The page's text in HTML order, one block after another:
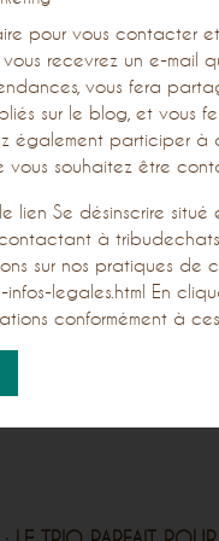
pour vous contacter
recevrez un e-mail
vous fera
sur le blog, et vous
également participer à
vous souhaitez être
lien Se désinscrire
à
sur nos pratiques de
legales.html En
conformément à ces
ENTRE HYGGE,
: la nature flamboie mais
propose une douce
dans cet art de vivre
un cocon chaleureux et
maîtres zen à moustaches,
comme la papeterie
le confort et les plaisirs